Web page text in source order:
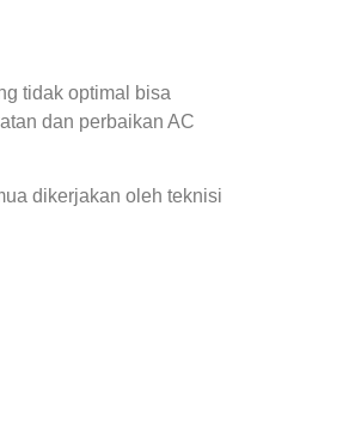
tidak optimal bisa
dan perbaikan AC
dikerjakan oleh teknisi